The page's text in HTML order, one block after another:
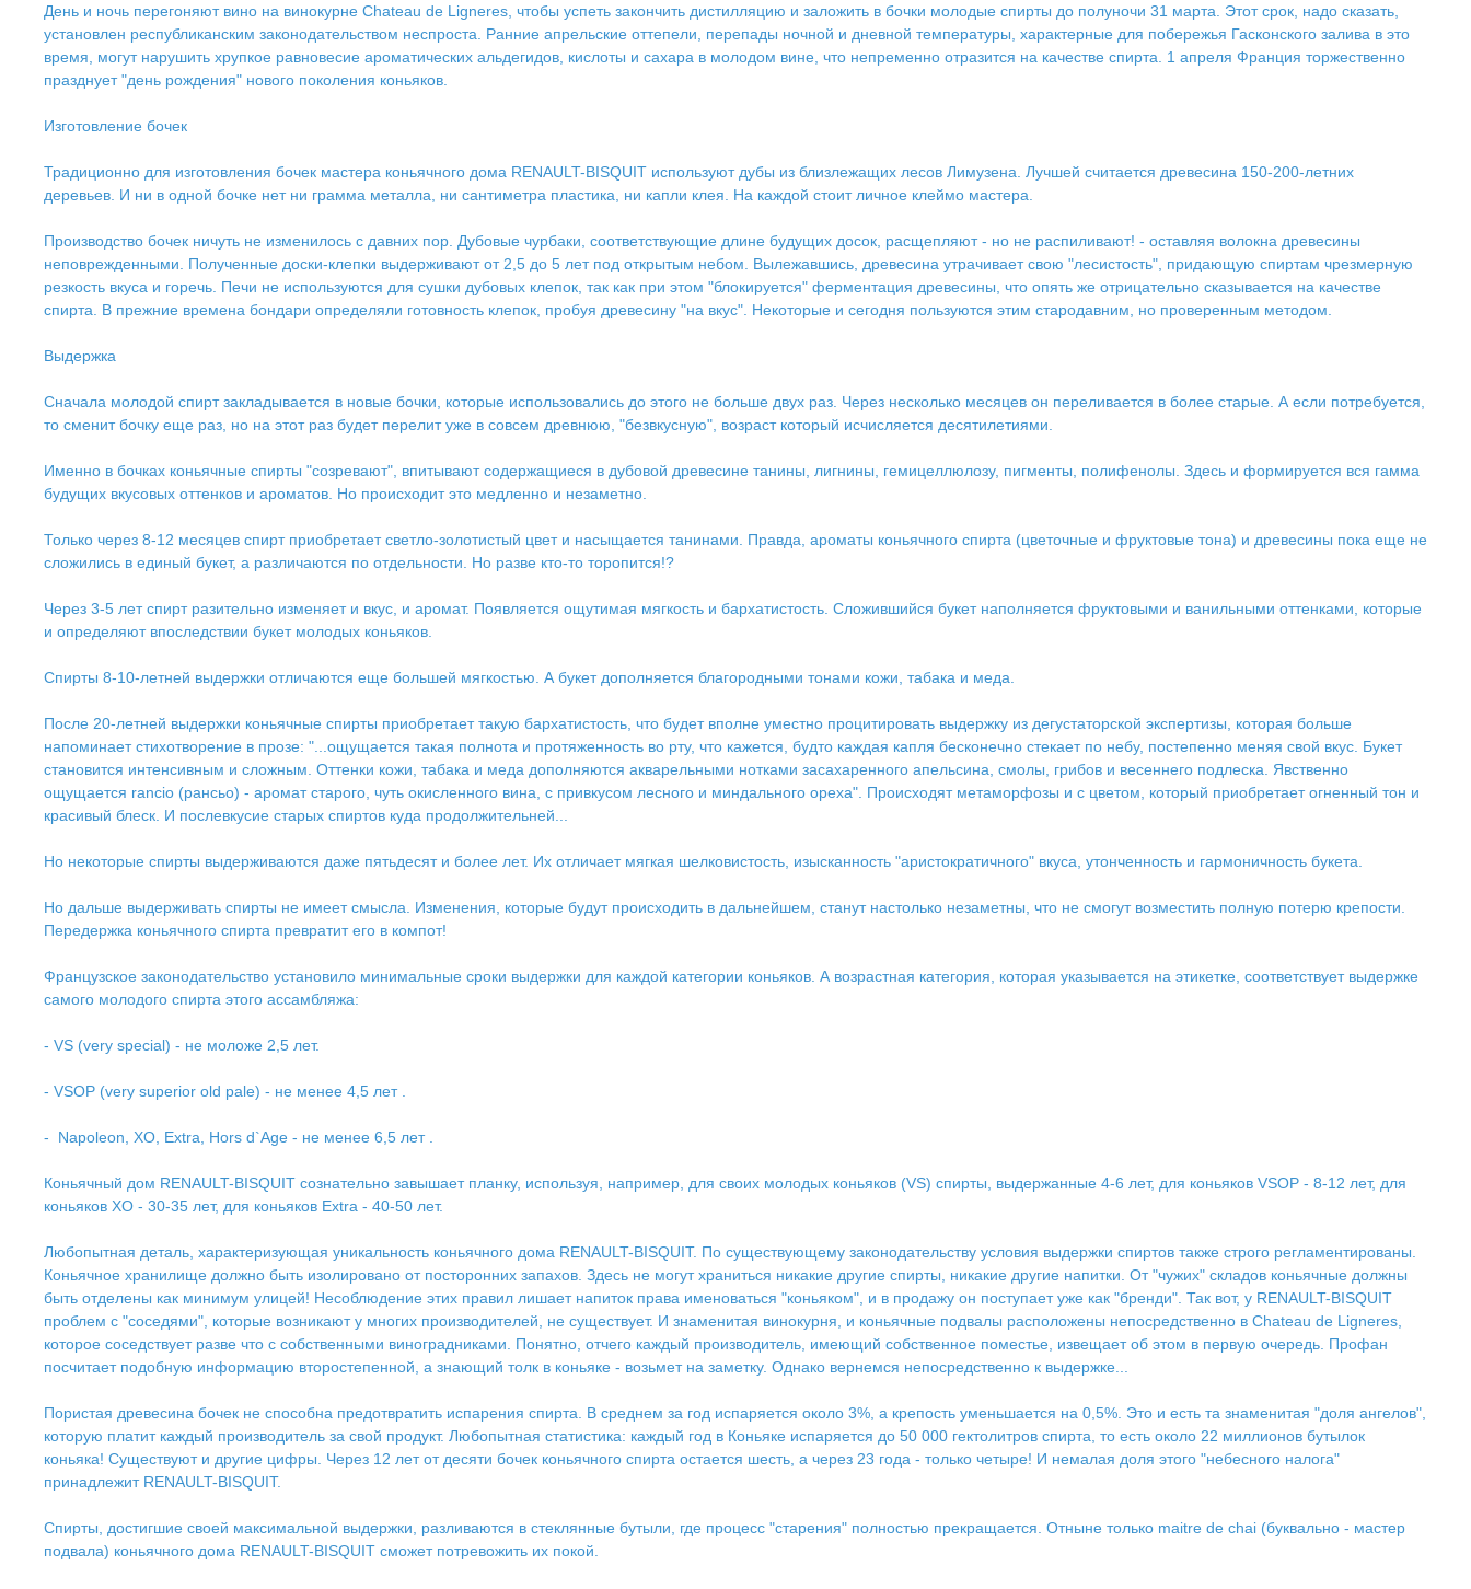
День и ночь перегоняют вино на винокурне Chateau de Ligneres, чтобы успеть закончить дистилляцию и заложить в бочки молодые спирты до полуночи 31 марта. Этот срок, надо сказать,
установлен республиканским законодательством неспроста. Ранние апрельские оттепели, перепады ночной и дневной температуры, характерные для побережья Гасконского залива в это
время, могут нарушить хрупкое равновесие ароматических альдегидов, кислоты и сахара в молодом вине, что непременно отразится на качестве спирта. 1 апреля Франция торжественно
празднует "день рождения" нового поколения коньяков.
Изготовление бочек
Традиционно для изготовления бочек мастера коньячного дома RENAULT-BISQUIT используют дубы из близлежащих лесов Лимузена. Лучшей считается древесина 150-200-летних
деревьев. И ни в одной бочке нет ни грамма металла, ни сантиметра пластика, ни капли клея. На каждой стоит личное клеймо мастера.
Производство бочек ничуть не изменилось с давних пор. Дубовые чурбаки, соответствующие длине будущих досок, расщепляют - но не распиливают! - оставляя волокна древесины
неповрежденными. Полученные доски-клепки выдерживают от 2,5 до 5 лет под открытым небом. Вылежавшись, древесина утрачивает свою "лесистость", придающую спиртам чрезмерную
резкость вкуса и горечь. Печи не используются для сушки дубовых клепок, так как при этом "блокируется" ферментация древесины, что опять же отрицательно сказывается на качестве
спирта. В прежние времена бондари определяли готовность клепок, пробуя древесину "на вкус". Некоторые и сегодня пользуются этим стародавним, но проверенным методом.
Выдержка
Сначала молодой спирт закладывается в новые бочки, которые использовались до этого не больше двух раз. Через несколько месяцев он переливается в более старые. А если потребуется,
то сменит бочку еще раз, но на этот раз будет перелит уже в совсем древнюю, "безвкусную", возраст который исчисляется десятилетиями.
Именно в бочках коньячные спирты "созревают", впитывают содержащиеся в дубовой древесине танины, лигнины, гемицеллюлозу, пигменты, полифенолы. Здесь и формируется вся гамма
будущих вкусовых оттенков и ароматов. Но происходит это медленно и незаметно.
Только через 8-12 месяцев спирт приобретает светло-золотистый цвет и насыщается танинами. Правда, ароматы коньячного спирта (цветочные и фруктовые тона) и древесины пока еще не
сложились в единый букет, а различаются по отдельности. Но разве кто-то торопится!?
Через 3-5 лет спирт разительно изменяет и вкус, и аромат. Появляется ощутимая мягкость и бархатистость. Сложившийся букет наполняется фруктовыми и ванильными оттенками, которые
и определяют впоследствии букет молодых коньяков.
Спирты 8-10-летней выдержки отличаются еще большей мягкостью. А букет дополняется благородными тонами кожи, табака и меда.
После 20-летней выдержки коньячные спирты приобретает такую бархатистость, что будет вполне уместно процитировать выдержку из дегустаторской экспертизы, которая больше
напоминает стихотворение в прозе: "...ощущается такая полнота и протяженность во рту, что кажется, будто каждая капля бесконечно стекает по небу, постепенно меняя свой вкус. Букет
становится интенсивным и сложным. Оттенки кожи, табака и меда дополняются акварельными нотками засахаренного апельсина, смолы, грибов и весеннего подлеска. Явственно
ощущается rancio (рансьо) - аромат старого, чуть окисленного вина, с привкусом лесного и миндального ореха". Происходят метаморфозы и с цветом, который приобретает огненный тон и
красивый блеск. И послевкусие старых спиртов куда продолжительней...
Но некоторые спирты выдерживаются даже пятьдесят и более лет. Их отличает мягкая шелковистость, изысканность "аристократичного" вкуса, утонченность и гармоничность букета.
Но дальше выдерживать спирты не имеет смысла. Изменения, которые будут происходить в дальнейшем, станут настолько незаметны, что не смогут возместить полную потерю крепости.
Передержка коньячного спирта превратит его в компот!
Французское законодательство установило минимальные сроки выдержки для каждой категории коньяков. А возрастная категория, которая указывается на этикетке, соответствует выдержке
самого молодого спирта этого ассамбляжа:
- VS (very special) - не моложе 2,5 лет.
- VSOP (very superior old pale) - не менее 4,5 лет .
- Napoleon, XO, Extra, Hors d`Age - не менее 6,5 лет .
Коньячный дом RENAULT-BISQUIT сознательно завышает планку, используя, например, для своих молодых коньяков (VS) спирты, выдержанные 4-6 лет, для коньяков VSOP - 8-12 лет, для
коньяков XO - 30-35 лет, для коньяков Extra - 40-50 лет.
Любопытная деталь, характеризующая уникальность коньячного дома RENAULT-BISQUIT. По существующему законодательству условия выдержки спиртов также строго регламентированы.
Коньячное хранилище должно быть изолировано от посторонних запахов. Здесь не могут храниться никакие другие спирты, никакие другие напитки. От "чужих" складов коньячные должны
быть отделены как минимум улицей! Несоблюдение этих правил лишает напиток права именоваться "коньяком", и в продажу он поступает уже как "бренди". Так вот, у RENAULT-BISQUIT
проблем с "соседями", которые возникают у многих производителей, не существует. И знаменитая винокурня, и коньячные подвалы расположены непосредственно в Chateau de Ligneres,
которое соседствует разве что с собственными виноградниками. Понятно, отчего каждый производитель, имеющий собственное поместье, извещает об этом в первую очередь. Профан
посчитает подобную информацию второстепенной, а знающий толк в коньяке - возьмет на заметку. Однако вернемся непосредственно к выдержке...
Пористая древесина бочек не способна предотвратить испарения спирта. В среднем за год испаряется около 3%, а крепость уменьшается на 0,5%. Это и есть та знаменитая "доля ангелов",
которую платит каждый производитель за свой продукт. Любопытная статистика: каждый год в Коньяке испаряется до 50 000 гектолитров спирта, то есть около 22 миллионов бутылок
коньяка! Существуют и другие цифры. Через 12 лет от десяти бочек коньячного спирта остается шесть, а через 23 года - только четыре! И немалая доля этого "небесного налога"
принадлежит RENAULT-BISQUIT.
Спирты, достигшие своей максимальной выдержки, разливаются в стеклянные бутыли, где процесс "старения" полностью прекращается. Отныне только maitre de chai (буквально - мастер
подвала) коньячного дома RENAULT-BISQUIT сможет потревожить их покой.